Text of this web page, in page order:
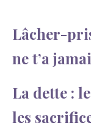
Lâcher-
ne t’a
La dette :
les